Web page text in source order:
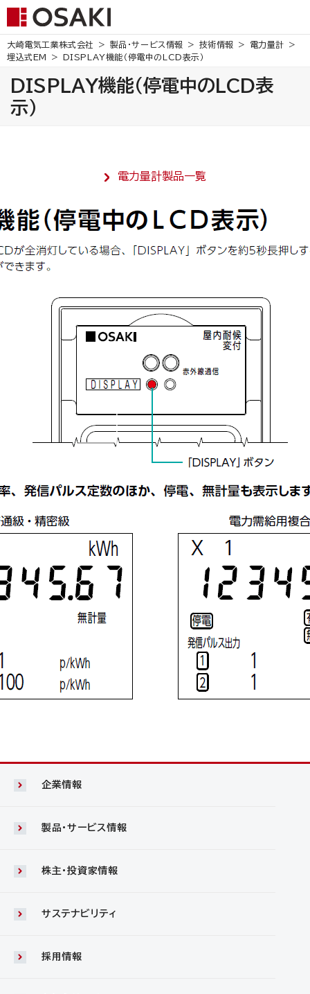
大崎電気工業株式会社 製品・サービス情報 技術情報
電力量計
埋込式EM
DISPLAY機能（停電中のLCD表示）
DISPLAY機能（停電中のLCD表
示）
電力量計製品一覧
企業情報
製品・サービス情報
株主・投資家情報
サステナビリティ
採用情報